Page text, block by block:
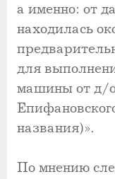
а именно: от
находилась
для
машины от д/о
названия)».
По мнению